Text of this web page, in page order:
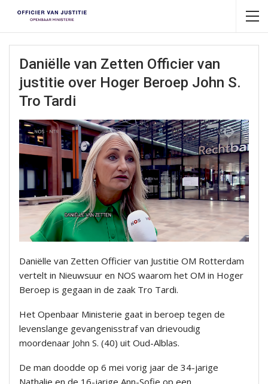
Daniëlle van Zetten Officier van
justitie over Hoger Beroep John S.
Tro Tardi
Daniëlle van Zetten Officier van Justitie OM Rotterdam
vertelt in Nieuwsuur en NOS waarom het OM in Hoger
Beroep is gegaan in de zaak Tro Tardi.
Het Openbaar Ministerie gaat in beroep tegen de
levenslange gevangenisstraf van drievoudig
moordenaar John S. (40) uit Oud-Alblas.
De man doodde op 6 mei vorig jaar de 34-jarige